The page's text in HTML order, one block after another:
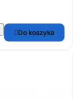
Do koszyka